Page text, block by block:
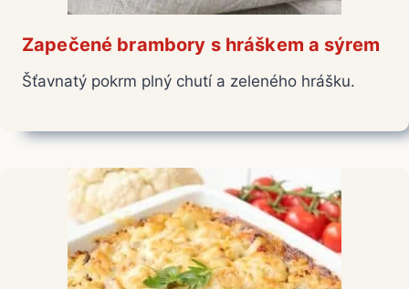
Zapečené brambory s hráškem a sýrem
Šťavnatý pokrm plný chutí a zeleného hrášku.